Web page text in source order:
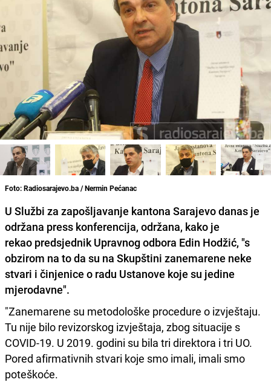
Foto: Radiosarajevo.ba / Nermin Pećanac
U Službi za zapošljavanje kantona Sarajevo danas je
održana press konferencija, održana, kako je
rekao predsjednik Upravnog odbora Edin Hodžić, "s
obzirom na to da su na Skupštini zanemarene neke
stvari i činjenice o radu Ustanove koje su jedine
mjerodavne".
"Zanemarene su metodološke procedure o izvještaju.
Tu nije bilo revizorskog izvještaja, zbog situacije s
COVID-19. U 2019. godini su bila tri direktora i tri UO.
Pored afirmativnih stvari koje smo imali, imali smo
poteškoće.